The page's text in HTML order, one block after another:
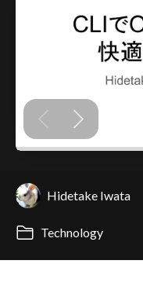
Hidetake Iwata
Technology